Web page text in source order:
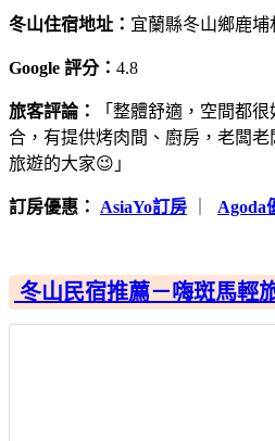
冬山住宿地址： 宜蘭縣冬山鄉鹿
Google 評分： 4.8
旅客評論：
「整體舒適，空間都
合，有提供烤肉間、廚房，老闆
旅遊的大家😉」
訂房優惠： AsiaYo訂房 Agoda
冬山民宿推薦－嗨斑馬輕